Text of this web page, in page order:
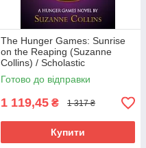
The Hunger Games: Sunrise
on the Reaping (Suzanne
Collins) / Scholastic
Готово до відправки
1 119,45 ₴ 1 317 ₴
Купити